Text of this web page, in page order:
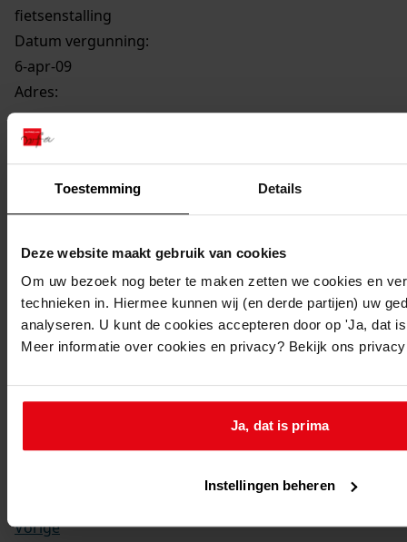
Toestemming Details
Deze website maakt gebruik van cookies
Om uw bezoek nog beter te maken zetten we cookies en
technieken in. Hiermee kunnen wij (en derde partijen) uw
analyseren. U kunt de cookies accepteren door op 'Ja, dat
Meer informatie over cookies en privacy? Bekijk ons
Ja, dat is prima
Instellingen beheren
fietsenstalling
Datum vergunning:
6-apr-09
Adres:
Oostwoud, Broerdijk 39
Perceel:
Gemeente:
Medemblik
Kern of buurt:
Oostwoud
BVMED/01009
Bouwen van een berging hobbyruimte overdekte
Vorige